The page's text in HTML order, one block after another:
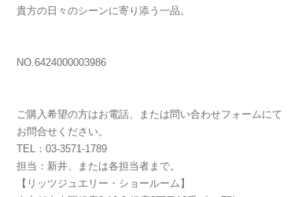
貴方の日々のシーンに寄り添う一品。
NO.6424000003986
ご購入希望の方はお電話、または問い合わせフォームにて
お問合せください。
TEL：03-3571-1789
担当：新井、または各担当者まで。
【リッツジュエリー・ショールーム】